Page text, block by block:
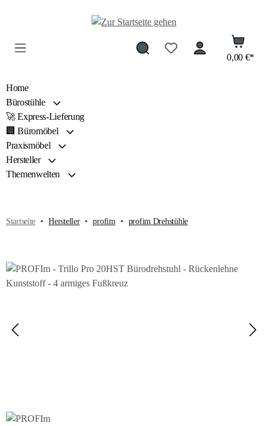
Zum Hauptinhalt springen
0,00 €*
Home
Bürostühle
🚀 Express-Lieferung
🏢 Büromöbel
Praxismöbel
Hersteller
Themenwelten
Startseite Hersteller profim profim Drehstühle